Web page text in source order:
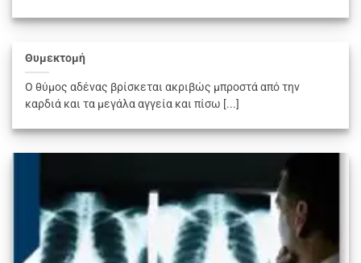
Θυμεκτομή
Ο θύμος αδένας βρίσκεται ακριβώς μπροστά από την
καρδιά και τα μεγάλα αγγεία και πίσω [...]